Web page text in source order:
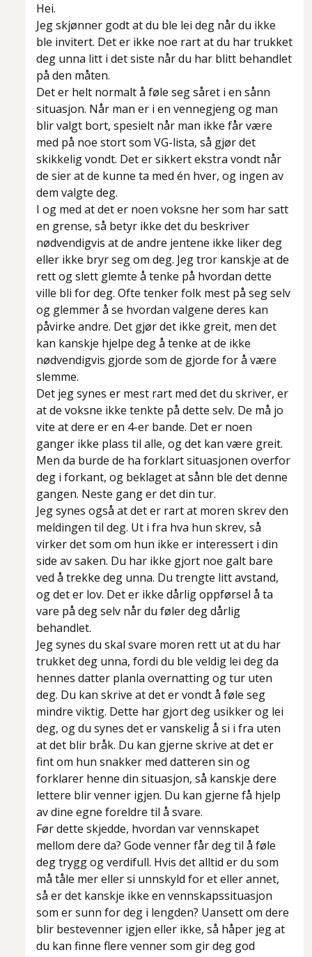
Hei.
Jeg skjønner godt at du ble lei deg når du ikke
ble invitert. Det er ikke noe rart at du har trukket
deg unna litt i det siste når du har blitt behandlet
på den måten.
Det er helt normalt å føle seg såret i en sånn
situasjon. Når man er i en vennegjeng og man
blir valgt bort, spesielt når man ikke får være
med på noe stort som VG-lista, så gjør det
skikkelig vondt. Det er sikkert ekstra vondt når
de sier at de kunne ta med én hver, og ingen av
dem valgte deg.
I og med at det er noen voksne her som har satt
en grense, så betyr ikke det du beskriver
nødvendigvis at de andre jentene ikke liker deg
eller ikke bryr seg om deg. Jeg tror kanskje at de
rett og slett glemte å tenke på hvordan dette
ville bli for deg. Ofte tenker folk mest på seg selv
og glemmer å se hvordan valgene deres kan
påvirke andre. Det gjør det ikke greit, men det
kan kanskje hjelpe deg å tenke at de ikke
nødvendigvis gjorde som de gjorde for å være
slemme.
Det jeg synes er mest rart med det du skriver, er
at de voksne ikke tenkte på dette selv. De må jo
vite at dere er en 4-er bande. Det er noen
ganger ikke plass til alle, og det kan være greit.
Men da burde de ha forklart situasjonen overfor
deg i forkant, og beklaget at sånn ble det denne
gangen. Neste gang er det din tur.
Jeg synes også at det er rart at moren skrev den
meldingen til deg. Ut i fra hva hun skrev, så
virker det som om hun ikke er interessert i din
side av saken. Du har ikke gjort noe galt bare
ved å trekke deg unna. Du trengte litt avstand,
og det er lov. Det er ikke dårlig oppførsel å ta
vare på deg selv når du føler deg dårlig
behandlet.
Jeg synes du skal svare moren rett ut at du har
trukket deg unna, fordi du ble veldig lei deg da
hennes datter planla overnatting og tur uten
deg. Du kan skrive at det er vondt å føle seg
mindre viktig. Dette har gjort deg usikker og lei
deg, og du synes det er vanskelig å si i fra uten
at det blir bråk. Du kan gjerne skrive at det er
fint om hun snakker med datteren sin og
forklarer henne din situasjon, så kanskje dere
lettere blir venner igjen. Du kan gjerne få hjelp
av dine egne foreldre til å svare.
Før dette skjedde, hvordan var vennskapet
mellom dere da? Gode venner får deg til å føle
deg trygg og verdifull. Hvis det alltid er du som
må tåle mer eller si unnskyld for et eller annet,
så er det kanskje ikke en vennskapssituasjon
som er sunn for deg i lengden? Uansett om dere
blir bestevenner igjen eller ikke, så håper jeg at
du kan finne flere venner som gir deg god